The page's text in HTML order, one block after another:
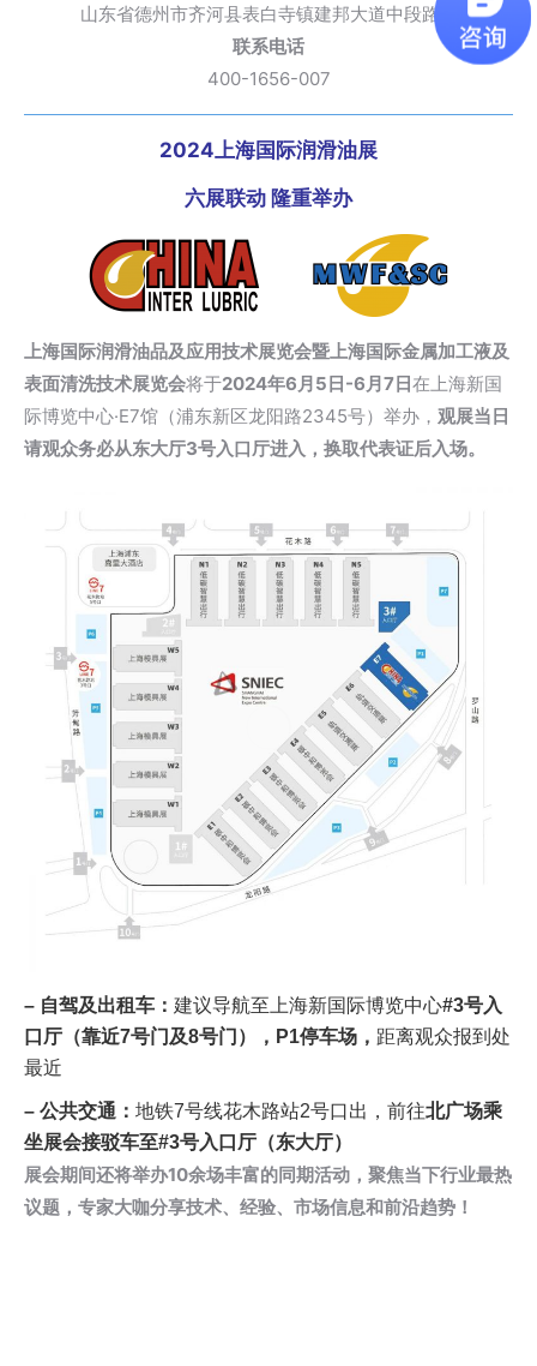
山东省德州市齐河县表白寺镇建邦大道中段路西
联系电话
400-1656-007
2024上海国际润滑油展
六展联动 隆重举办
上海国际润滑油品及应用技术展览会暨上海国际金属加工液及
表面清洗技术展览会将于2024年6月5日-6月7日在上海新国
际博览中心·E7馆（浦东新区龙阳路2345号）举办， 观展当日
请观众务必从东大厅3号入口厅进入，换取代表证后入场。
– 自驾及出租车： 建议导航至上海新国际博览中心#3号入
口厅（靠近7号门及8号门），P1停车场， 距离观众报到处
最近
– 公共交通： 地铁7号线花木路站2号口出，前往北广场乘
坐展会接驳车至#3号入口厅（东大厅）
展会期间还将举办10余场丰富的同期活动，聚焦当下行业最热
议题，专家大咖分享技术、经验、市场信息和前沿趋势！